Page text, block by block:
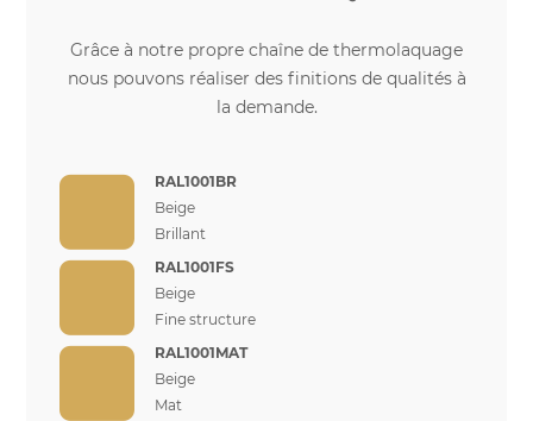
Grâce à notre propre chaîne de thermolaquage
nous pouvons réaliser des finitions de qualités à
la demande.
RAL1001BR
Beige
Brillant
RAL1001FS
Beige
Fine structure
RAL1001MAT
Beige
Mat